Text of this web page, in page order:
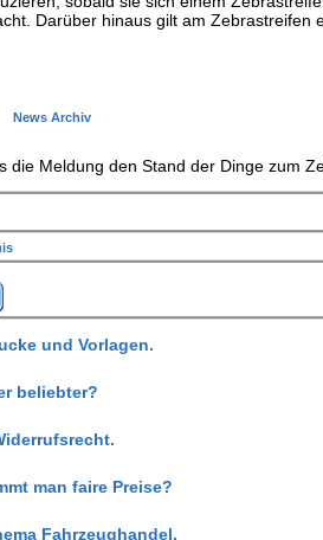
Darüber hinaus gilt am
News Archiv
die Meldung den Stand der Dinge zum
und Vorlagen.
beliebter?
man faire Preise?
Fahrzeughandel.